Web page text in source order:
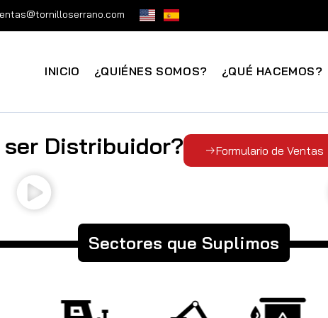
INICIO ¿QUIÉNES SOMOS? ¿QUÉ HACEMOS?
ser Distribuidor? Formulario de Ventas
Sectores que Suplimos